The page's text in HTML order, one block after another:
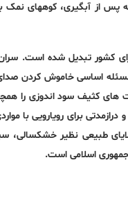
پس از آبگیری، کوههای نمک
کشور تبدیل شده است.
مسئله اساسی خاموش کردن
کثیف سود اندوزی را
برای رویارویی با
طبیعی نظیر خشکسالی،
جمهوری اسلامی است.